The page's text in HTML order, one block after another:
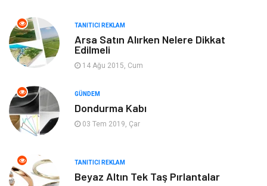
Makine
Organizasyon Turizm
Tekstil Tatil
Hediyelik Eşya
Mobilya
TANITICI REKLAM
Arsa Satın Alırken Nelere Dikkat
Edilmeli
14 Ağu 2015, Cum
GÜNDEM
Dondurma Kabı
03 Tem 2019, Çar
TANITICI REKLAM
Beyaz Altın Tek Taş Pırlantalar